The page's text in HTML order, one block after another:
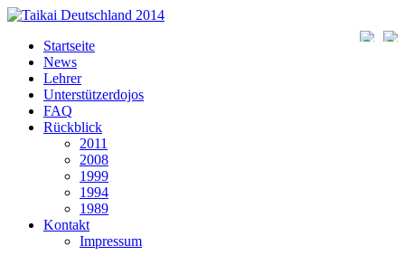
Direkt zum Inhalt
Startseite
News
Lehrer
Unterstützerdojos
FAQ
Rückblick
2011
2008
1999
1994
1989
Kontakt
Impressum